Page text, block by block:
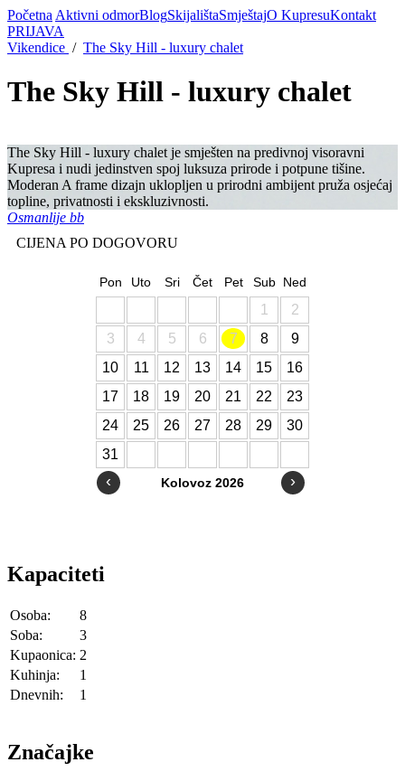
Početna Aktivni odmorBlogSkijalištaSmještajO KupresuKontakt
PRIJAVA
Vikendice / The Sky Hill - luxury chalet
The Sky Hill - luxury chalet
The Sky Hill - luxury chalet je smješten na predivnoj visoravni
Kupresa i nudi jedinstven spoj luksuza prirode i potpune tišine.
Moderan A frame dizajn uklopljen u prirodni ambijent pruža osjećaj
topline, privatnosti i ekskluzivnosti.
Osmanlije bb
CIJENA PO DOGOVORU
Kapaciteti
Osoba:
8
Soba:
3
Kupaonica: 2
Kuhinja:
1
Dnevnih:
1
Značajke